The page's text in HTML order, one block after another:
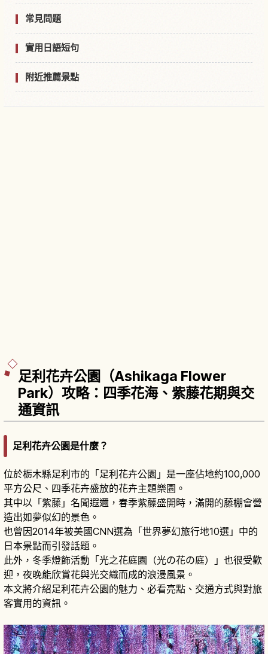
常見問題
實用日語短句
附近推薦景點
足利花卉公園（Ashikaga Flower
Park）攻略：四季花海、紫藤花期與交
通資訊
足利花卉公園是什麼？
位於栃木縣足利市的「足利花卉公園」是一座佔地約100,000
平方公尺、四季花卉盛放的花卉主題樂園。
其中以「紫藤」名聞遐邇，春季紫藤盛開時，滿開的藤棚會營
造出如夢似幻的景色。
也曾因2014年被美國CNN選為「世界夢幻旅行地10選」中的
日本景點而引發話題。
此外，冬季燈飾活動「光之花庭園（光の花の庭）」也很受歡
迎，夜晚能欣賞花與光交織而成的浪漫風景。
本文將介紹足利花卉公園的魅力、必看亮點、交通方式與對旅
客實用的資訊。